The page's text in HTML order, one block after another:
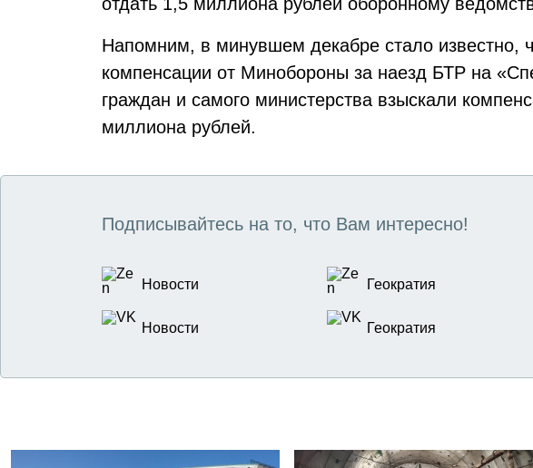
Напомним, в минувшем декабре стало известно,
компенсации от Минобороны за наезд БТР на
граждан и самого министерства взыскали
миллиона рублей.
Подписывайтесь на то, что Вам интересно!
Новости Геократия
Новости Геократия